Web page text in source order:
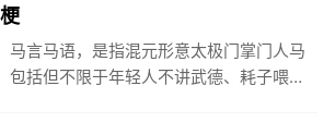
马言马语，是指混元形意太极门掌门人马
包括但不限于年轻人不讲武德、耗子喂